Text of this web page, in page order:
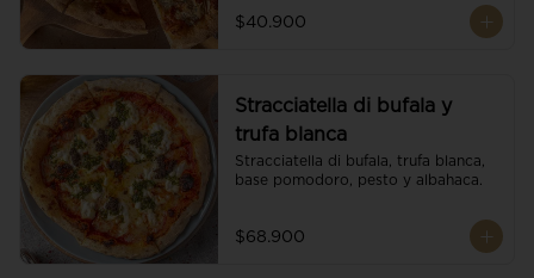
$40.900
Stracciatella di bufala y
trufa blanca
Stracciatella di bufala, trufa blanca,
base pomodoro, pesto y albahaca.
$68.900